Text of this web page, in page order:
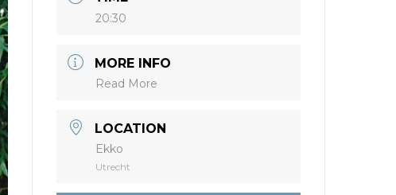
20:30
MORE INFO
Read More
LOCATION
Ekko
Utrecht